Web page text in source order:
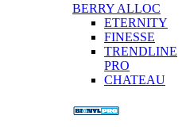
BERRY ALLOC
ETERNITY
FINESSE
TRENDLINE
PRO
CHATEAU